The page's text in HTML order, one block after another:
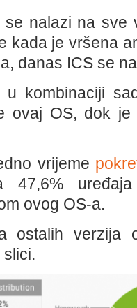
se nalazi na sve
kada je vršena
danas ICS se
kombinaciji
ovaj OS, dok
vrijeme
47,6%
ovog OS-a.
ostalih verzija
slici.